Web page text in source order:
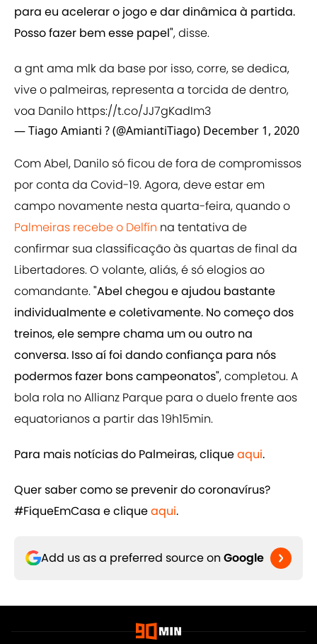
para eu acelerar o jogo e dar dinâmica à partida.
Posso fazer bem esse papel", disse.
a gnt ama mlk da base por isso, corre, se dedica,
vive o palmeiras, representa a torcida de dentro,
voa Danilo https://t.co/JJ7gKadIm3
— Tiago Amianti ? (@AmiantiTiago) December 1, 2020
Com Abel, Danilo só ficou de fora de compromissos
por conta da Covid-19. Agora, deve estar em
campo novamente nesta quarta-feira, quando o
Palmeiras recebe o Delfín na tentativa de
confirmar sua classificação às quartas de final da
Libertadores. O volante, aliás, é só elogios ao
comandante."Abel chegou e ajudou bastante
individualmente e coletivamente. No começo dos
treinos, ele sempre chama um ou outro na
conversa. Isso aí foi dando confiança para nós
podermos fazer bons campeonatos", completou. A
bola rola no Allianz Parque para o duelo frente aos
equatorianos a partir das 19h15min.
Para mais notícias do Palmeiras, cliqueaqui.
Quer saber como se prevenir do coronavírus?
#FiqueEmCasa e clique​aqui.
Add us as a preferred source on Google